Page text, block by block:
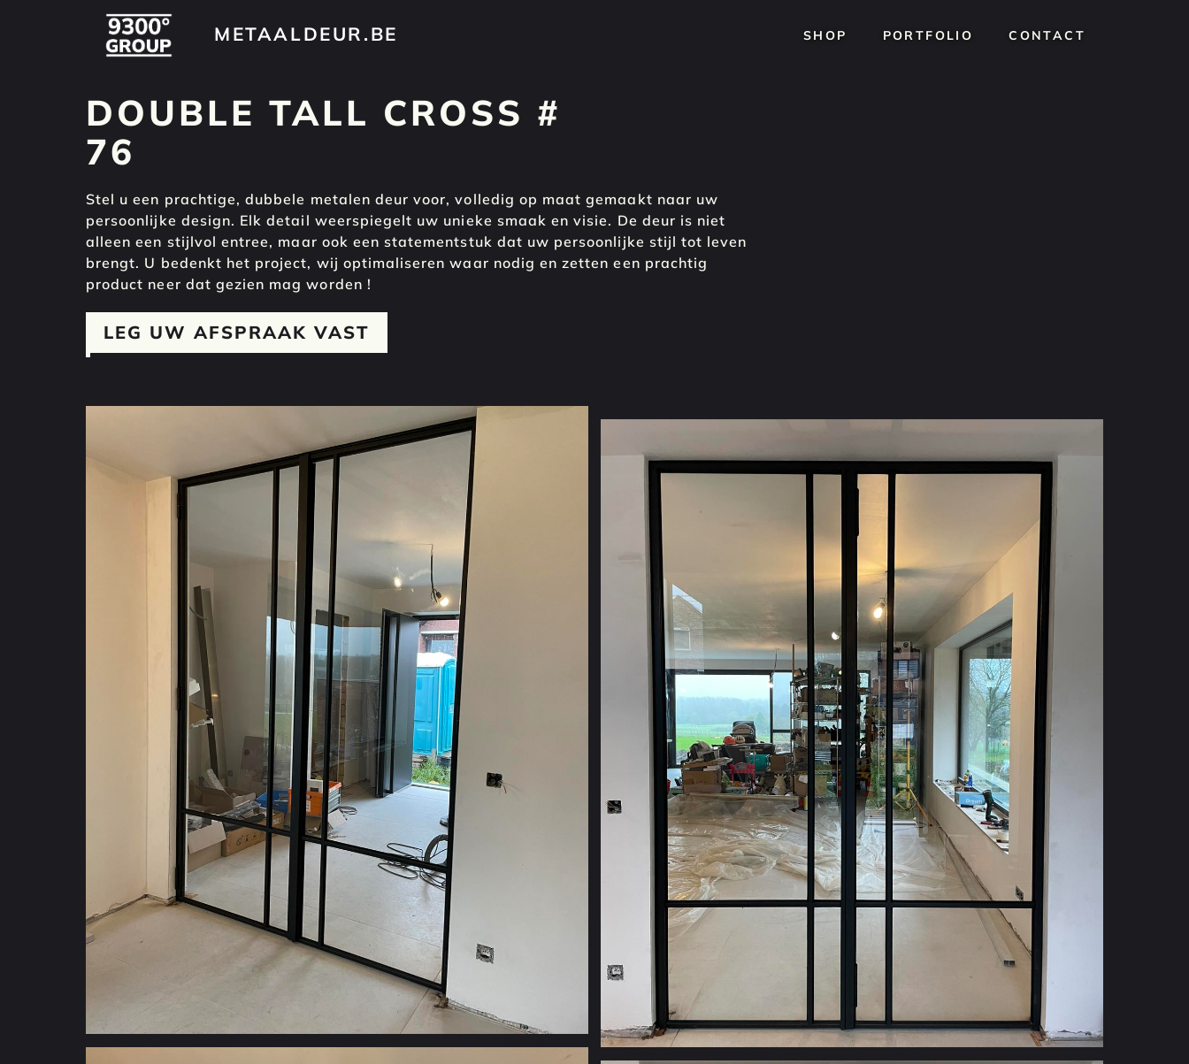
METAALDEUR.BE SHOP PORTFOLIO CONTACT
METAALDEUR.BE SHOP PORTFOLIO CONTACT
DOUBLE TALL CROSS #
76
Stel u een prachtige, dubbele metalen deur voor, volledig op maat gemaakt naar uw
persoonlijke design. Elk detail weerspiegelt uw unieke smaak en visie. De deur is niet
alleen een stijlvol entree, maar ook een statementstuk dat uw persoonlijke stijl tot leven
brengt. U bedenkt het project, wij optimaliseren waar nodig en zetten een prachtig
product neer dat gezien mag worden !
LEG UW AFSPRAAK VAST